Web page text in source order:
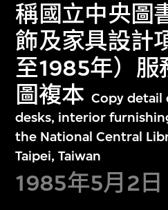
稱國立中央圖
飾及家具設計
至1985年）服
圖複本 Copy detail
desks, interior
the National Central
Taipei, Taiwan
1985年5月2日